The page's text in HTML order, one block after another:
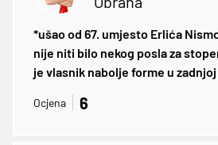
*ušao od 67. umjesto Erlića
nije niti bilo nekog posla za
je vlasnik nabolje forme u
Ocjena 6